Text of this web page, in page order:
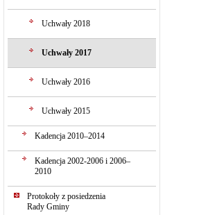
Uchwały 2018
Uchwały 2017
Uchwały 2016
Uchwały 2015
Kadencja 2010–2014
Kadencja 2002-2006 i 2006–
2010
Protokoły z posiedzenia
Rady Gminy